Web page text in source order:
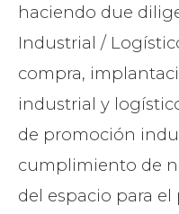
haciendo due
Industrial /
compra,
industrial y
de promoción
cumplimiento de
del espacio para